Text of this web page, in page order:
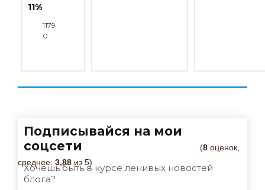
(8 оценок,
среднее: 3,88 из 5)
11%
1179
0
Подписывайся на мои
соцсети
Хочешь быть в курсе ленивых новостей
блога?